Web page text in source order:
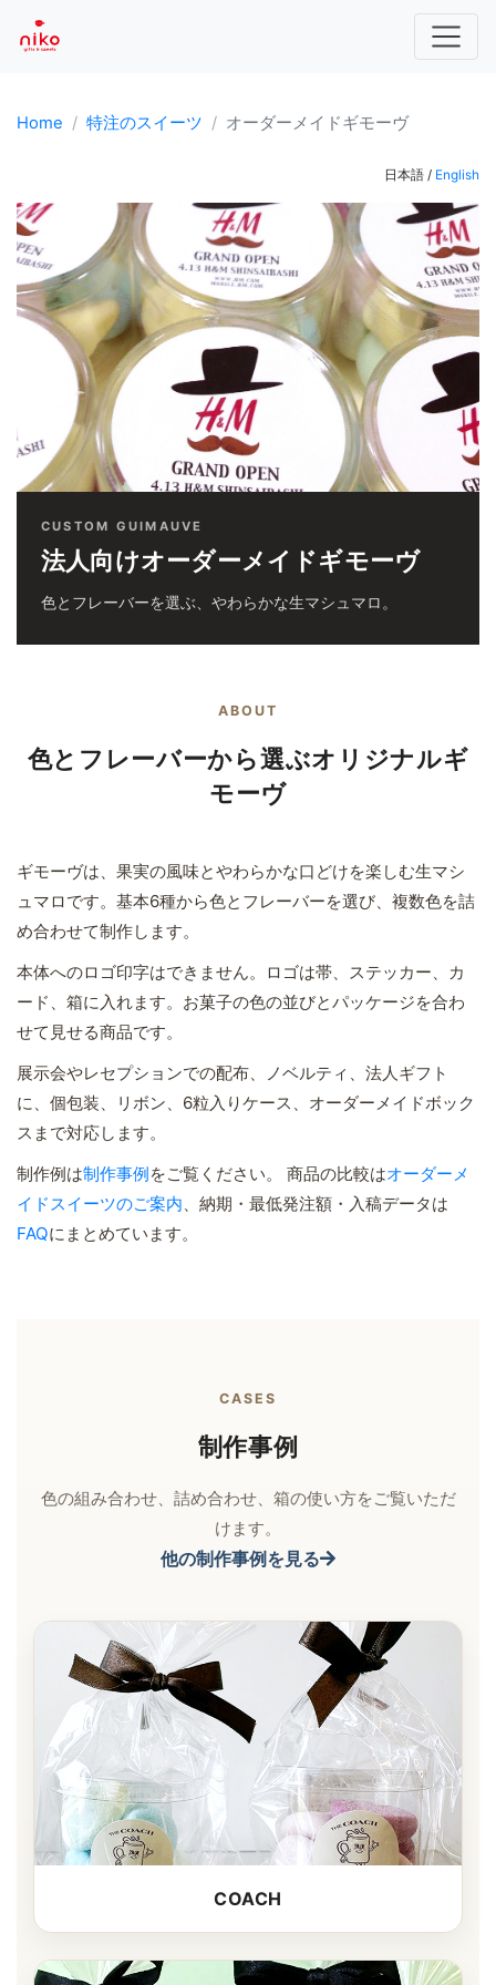
Home 特注のスイーツ オーダーメイドギモーヴ
日本語 / English
CUSTOM GUIMAUVE
法人向けオーダーメイドギモーヴ
色とフレーバーを選ぶ、やわらかな生マシュマロ。
ABOUT
色とフレーバーから選ぶオリジナルギ
モーヴ
ギモーヴは、果実の風味とやわらかな口どけを楽しむ生マシ
ュマロです。基本6種から色とフレーバーを選び、複数色を詰
め合わせて制作します。
本体へのロゴ印字はできません。ロゴは帯、ステッカー、カ
ード、箱に入れます。お菓子の色の並びとパッケージを合わ
せて見せる商品です。
展示会やレセプションでの配布、ノベルティ、法人ギフト
に、個包装、リボン、6粒入りケース、オーダーメイドボック
スまで対応します。
制作例は制作事例をご覧ください。 商品の比較はオーダーメ
イドスイーツのご案内、納期・最低発注額・入稿データは
FAQにまとめています。
CASES
制作事例
色の組み合わせ、詰め合わせ、箱の使い方をご覧いただ
けます。
他の制作事例を見る
COACH